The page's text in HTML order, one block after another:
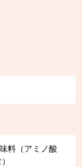
料（アミノ酸